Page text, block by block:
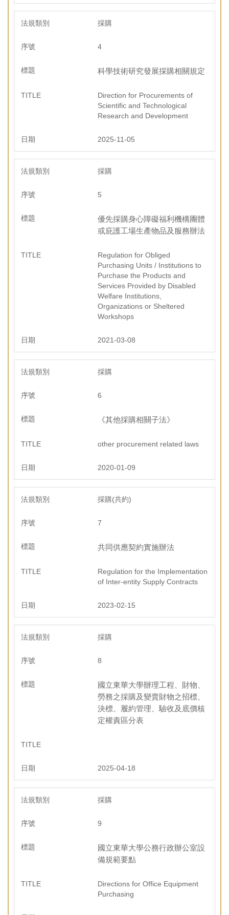
採購
4
科學技術研究發展採購相關規定
Direction for Procurements of
Scientific and Technological
Research and Development
2025-11-05
採購
5
優先採購身心障礙福利機構團體
或庇護工場生產物品及服務辦法
Regulation for Obliged
Purchasing Units / Institutions to
Purchase the Products and
Services Provided by Disabled
Welfare Institutions,
Organizations or Sheltered
Workshops
2021-03-08
採購
6
《其他採購相關子法》
other procurement related laws
2020-01-09
採購(共約)
7
共同供應契約實施辦法
Regulation for the Implementation
of Inter-entity Supply Contracts
2023-02-15
採購
8
國立東華大學辦理工程、財物、
勞務之採購及變賣財物之招標、
決標、履約管理、驗收及底價核
定權責區分表
2025-04-18
採購
9
國立東華大學公務行政辦公室設
備規範要點
Directions for Office Equipment
Purchasing